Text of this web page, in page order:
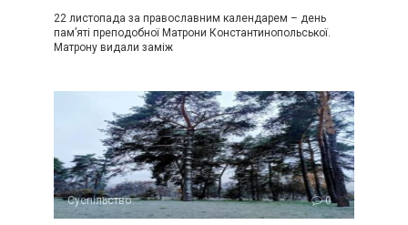
22 листопада за православним календарем – день
пам’яті преподобної Матрони Константинопольської.
Матрону видали заміж
Суспільство 0